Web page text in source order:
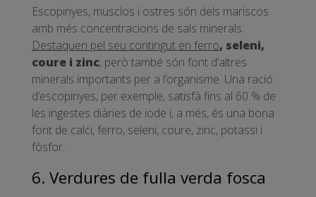
Escopinyes, musclos i ostres són dels mariscos
amb més concentracions de sals minerals.
Destaquen pel seu contingut en ferro, seleni,
coure i zinc, però també són font d’altres
minerals importants per a l’organisme. Una ració
d’escopinyes, per exemple, satisfà fins al 60 % de
les ingestes diàries de iode i, a més, és una bona
font de calci, ferro, seleni, coure, zinc, potassi i
fòsfor.
6. Verdures de fulla verda fosca